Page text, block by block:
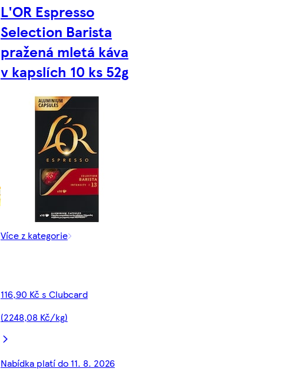
L'OR Espresso
Selection Barista
pražená mletá káva
v kapslích 10 ks 52g
Více z kategorie
116,90 Kč s Clubcard
(2248,08 Kč/kg)
Nabídka platí do 11. 8. 2026